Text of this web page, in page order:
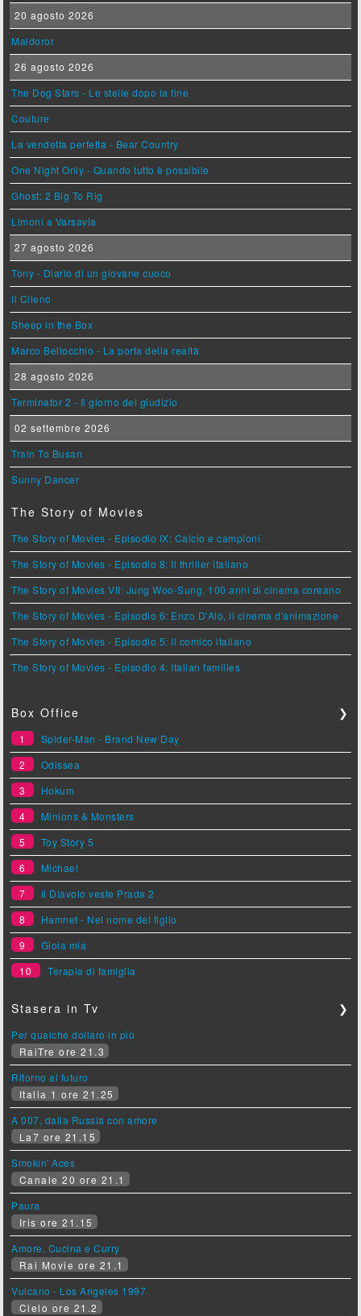
20 agosto 2026
Maldoror
26 agosto 2026
The Dog Stars - Le stelle dopo la fine
Couture
La vendetta perfetta - Bear Country
One Night Only - Quando tutto è possibile
Ghost: 2 Big To Rig
Limoni a Varsavia
27 agosto 2026
Tony - Diario di un giovane cuoco
Il Cileno
Sheep in the Box
Marco Bellocchio - La porta della realtà
28 agosto 2026
Terminator 2 - Il giorno del giudizio
02 settembre 2026
Train To Busan
Sunny Dancer
The Story of Movies
The Story of Movies - Episodio IX: Calcio e campioni
The Story of Movies - Episodio 8: Il thriller italiano
The Story of Movies VII: Jung Woo-Sung, 100 anni di cinema coreano
The Story of Movies - Episodio 6: Enzo D'Alò, il cinema d'animazione
The Story of Movies - Episodio 5: Il comico italiano
The Story of Movies - Episodio 4: Italian families
Box Office ❯
1
Spider-Man - Brand New Day
2
Odissea
3
Hokum
4
Minions & Monsters
5
Toy Story 5
6
Michael
7
Il Diavolo veste Prada 2
8
Hamnet - Nel nome del figlio
9
Gioia mia
10
Terapia di famiglia
Stasera in Tv ❯
Per qualche dollaro in più
RaiTre ore 21.3
Ritorno al futuro
Italia 1 ore 21.25
A 007, dalla Russia con amore
La7 ore 21.15
Smokin' Aces
Canale 20 ore 21.1
Paura
Iris ore 21.15
Amore, Cucina e Curry
Rai Movie ore 21.1
Vulcano - Los Angeles 1997
Cielo ore 21.2